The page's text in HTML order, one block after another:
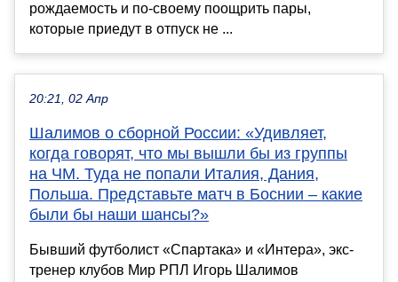
рождаемость и по-своему поощрить пары,
которые приедут в отпуск не ...
20:21, 02 Апр
Шалимов о сборной России: «Удивляет,
когда говорят, что мы вышли бы из группы
на ЧМ. Туда не попали Италия, Дания,
Польша. Представьте матч в Боснии – какие
были бы наши шансы?»
Бывший футболист «Спартака» и «Интера», экс-
тренер клубов Мир РПЛ Игорь Шалимов